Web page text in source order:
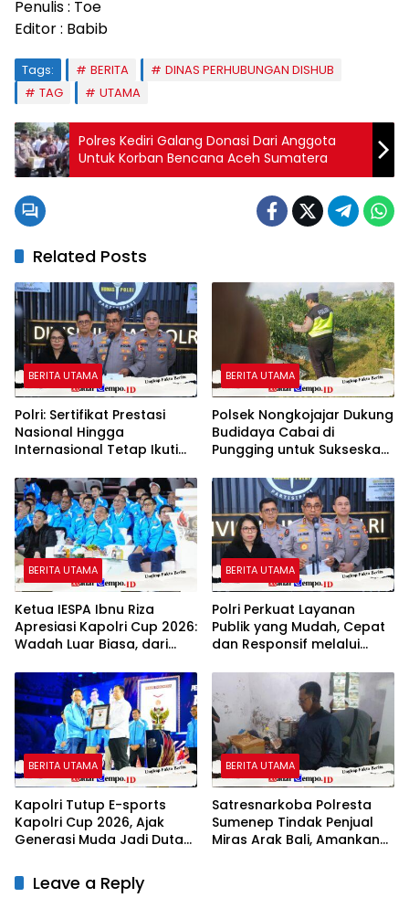
Penulis : Toe
Editor : Babib
Tags: BERITA
DINAS PERHUBUNGAN DISHUB
TAG
UTAMA
Polres Kediri Galang Donasi Dari Anggota
Untuk Korban Bencana Aceh Sumatera
Related Posts
BERITA UTAMA
Polri: Sertifikat Prestasi
Nasional Hingga
Internasional Tetap Ikuti
Rekrutmen Polri
BERITA UTAMA
Polsek Nongkojajar Dukung
Budidaya Cabai di
Pungging untuk Sukseskan
BERITA UTAMA
Ketua IESPA Ibnu Riza
Apresiasi Kapolri Cup 2026:
Wadah Luar Biasa, dari
Nasional
BERITA UTAMA
Polri Perkuat Layanan
Publik yang Mudah, Cepat
dan Responsif melalui
BERITA UTAMA
Kapolri Tutup E-sports
Kapolri Cup 2026, Ajak
Generasi Muda Jadi Duta
Laporkan Gangguan Ke 110
BERITA UTAMA
Satresnarkoba Polresta
Sumenep Tindak Penjual
Miras Arak Bali, Amankan
Leave a Reply